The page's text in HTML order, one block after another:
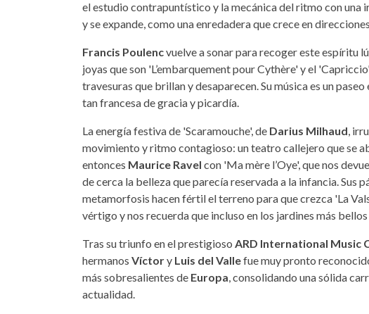
el estudio contrapuntístico y la mecánica del ritmo con una
y se expande, como una enredadera que crece en
Francis Poulencvuelve a sonar para recoger este espíritu
joyas que son 'L’embarquement pour Cythère' y el
travesuras que brillan y desaparecen. Su música es un
tan francesa de gracia y picardía.
La energía festiva de 'Scaramouche', de Darius Milhaud ,
movimiento y ritmo contagioso: un teatro callejero que se
entonces Maurice Ravel con 'Ma mère l’Oye', que nos
de cerca la belleza que parecía reservada a la infancia. Sus
metamorfosis hacen fértil el terreno para que crezca 'La
vértigo y nos recuerda que incluso en los jardines más bellos
Tras su triunfo en el prestigioso ARD International Music
hermanos Víctory Luis del Vallefue muy pronto
más sobresalientes de Europa , consolidando una sólida
actualidad.